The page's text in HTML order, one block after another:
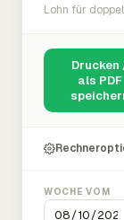
Lohn für
Drucken
als PDF
WOCHE VOM